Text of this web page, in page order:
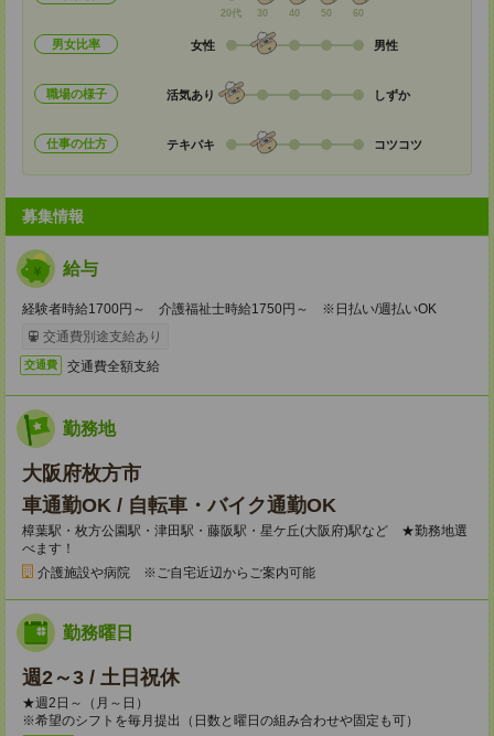
20代 30 40 50 60
男女比率 女性 男性
職場の様子 活気あり しずか
仕事の仕方 テキパキ コツコツ
募集情報
給与
経験者時給1700円～ 介護福祉士時給1750円～ ※日払い/週払いOK
交通費別途支給あり
交通費 交通費全額支給
勤務地
大阪府枚方市
車通勤OK / 自転車・バイク通勤OK
樟葉駅・枚方公園駅・津田駅・藤阪駅・星ケ丘(大阪府)駅など ★勤務地選
べます！
介護施設や病院 ※ご自宅近辺からご案内可能
勤務曜日
週2～3 / 土日祝休
★週2日～（月～日）
※希望のシフトを毎月提出（日数と曜日の組み合わせや固定も可）